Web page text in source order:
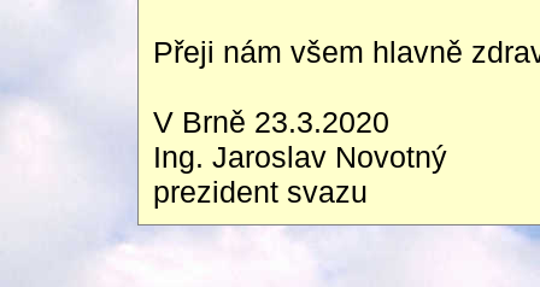
Přeji nám všem hlavně
V Brně 23.3.2020
Ing. Jaroslav Novotný
prezident svazu